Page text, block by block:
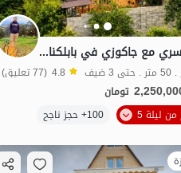
كوخ سويسري مع جاكوزي في بابلكنار - Merzikala
4.8 (77 تعليق)
تومان
100+ حجز ناجح